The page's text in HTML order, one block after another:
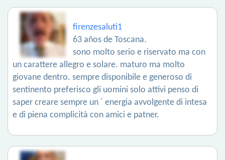
firenzesaluti1
63 años de Toscana.
sono molto serio e riservato ma con
un carattere allegro e solare. maturo ma molto
giovane dentro. sempre disponibile e generoso di
sentinento preferisco gli uomini solo attivi penso di
saper creare sempre un ´ energia avvolgente di intesa
e di piena complicità con amici e patner.